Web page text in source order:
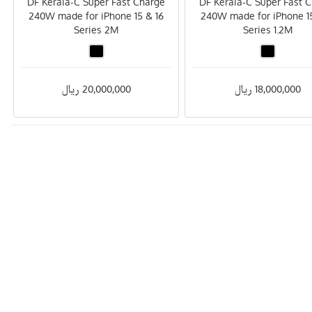
240W made for iPhone
Series 1.2M
18,000,000 ریال
240W made for iPhone 15 & 16
Series 2M
20,000,000 ریال